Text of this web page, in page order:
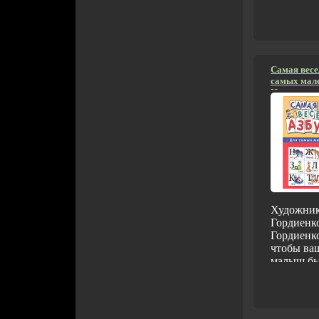
Самая
самых
Ермак,
переплет,
024641-2,
1488-7
Формат:
инфо
чтобы
малыш